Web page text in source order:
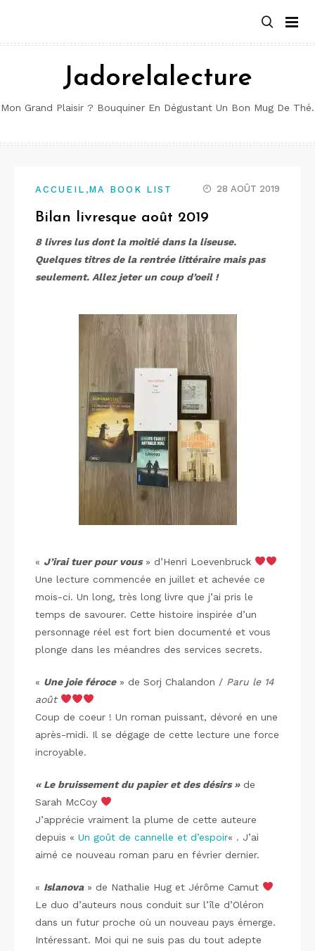
contenu
Jadorelalecture
Mon Grand Plaisir ? Bouquiner En Dégustant Un Bon Mug De Thé.
ACCUEIL ,MA BOOK LIST 28 AOÛT 2019
Bilan livresque août 2019
8 livres lus dont la moitié dans la liseuse.
Quelques titres de la rentrée littéraire mais pas
seulement. Allez jeter un coup d’oeil !
« J’irai tuer pour vous» d’Henri Loevenbruck
Une lecture commencée en juillet et achevée ce
mois-ci. Un long, très long livre que j’ai pris le
temps de savourer. Cette histoire inspirée d’un
personnage réel est fort bien documenté et vous
plonge dans les méandres des services secrets.
« Une joie féroce» de Sorj Chalandon / Paru le 14
août
Coup de coeur ! Un roman puissant, dévoré en une
après-midi. Il se dégage de cette lecture une force
incroyable.
« Le bruissement du papier et des désirs »de
Sarah McCoy
J’apprécie vraiment la plume de cette auteure
depuis « Un goût de cannelle et d’espoir« . J’ai
aimé ce nouveau roman paru en février dernier.
« Islanova» de Nathalie Hug et Jérôme Camut
Le duo d’auteurs nous conduit sur l’île d’Oléron
dans un futur proche où un nouveau pays émerge.
Intéressant. Moi qui ne suis pas du tout adepte